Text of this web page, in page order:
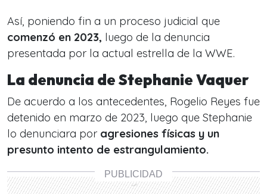
Así, poniendo fin a un proceso judicial que
comenzó en 2023, luego de la denuncia
presentada por la actual estrella de la WWE.
La denuncia de Stephanie Vaquer
De acuerdo a los antecedentes, Rogelio Reyes fue
detenido en marzo de 2023, luego que Stephanie
lo denunciara por agresiones físicas y un
presunto intento de estrangulamiento.